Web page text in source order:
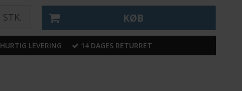
STK. KØB
HURTIG LEVERING 14 DAGES RETURRET